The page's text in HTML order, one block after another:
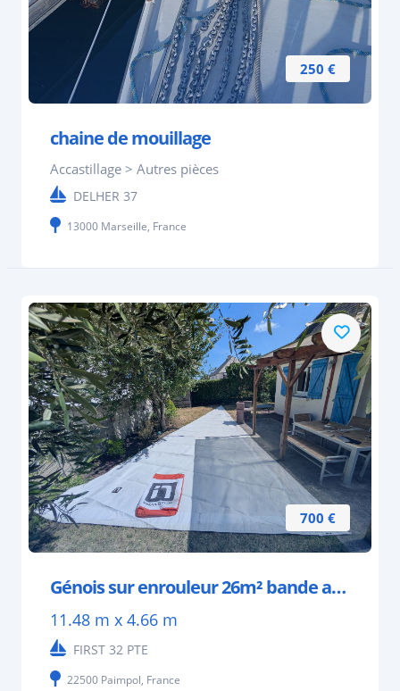
250 €
chaine de mouillage
Accastillage > Autres pièces
DELHER 37
13000 Marseille, France
700 €
Génois sur enrouleur 26m² bande anti UV
11.48 m x 4.66 m
FIRST 32 PTE
22500 Paimpol, France